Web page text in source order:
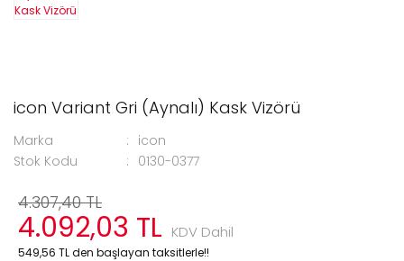
icon Variant Gri (Aynalı) Kask Vizörü
Marka
icon
Stok Kodu
0130-0377
4.307,40 TL
4.092,03 TL KDV Dahil
549,56 TL den başlayan taksitlerle!!